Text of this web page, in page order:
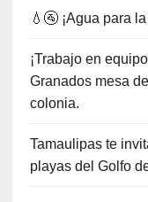
💧🚰 ¡Agua para
¡Trabajo en
Granados mesa
colonia.
Tamaulipas te
playas del Golfo